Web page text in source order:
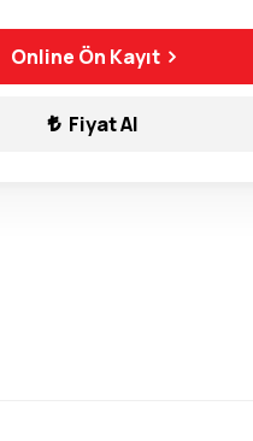
Online Ön Kayıt
Fiyat Al